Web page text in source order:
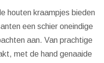
houten kraampjes bieden
een schier oneindige
aan. Van prachtige
met de hand genaaide